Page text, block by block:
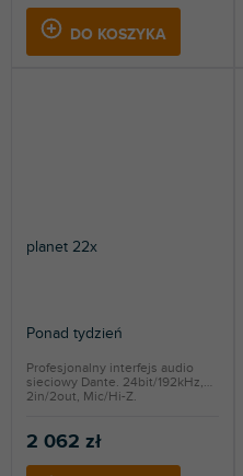
DO KOSZYKA
planet 22x
Ponad tydzień
2 062 zł
Profesjonalny interfejs audio
sieciowy Dante. 24bit/192kHz,
2in/2out, Mic/Hi-Z.